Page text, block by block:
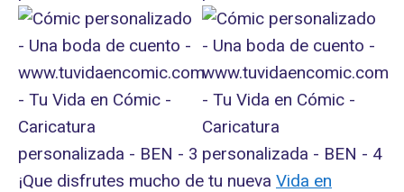
¡Que disfrutes mucho de tu nueva Vida en